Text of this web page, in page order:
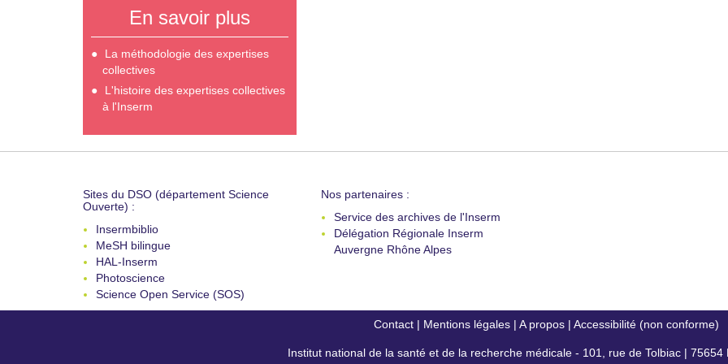
En savoir plus
La méthodologie des expertises
collectives
L'histoire des expertises collectives
à l'Inserm
Sites du DSO (département Science
Ouverte) :
Insermbiblio
MeSH bilingue
HAL-Inserm
Photoscience
Science Open Service (SOS)
Nos partenaires :
Service des archives de l'Inserm
Délégation Régionale Inserm
Auvergne Rhône Alpes
Contact| Mentions légales| A propos| Accessibilité (non conforme)
Institut national de la santé et de la recherche médicale - 101, rue de Tolbiac | 75654